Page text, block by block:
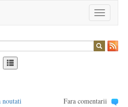
Toggle
navigation
noutati Fara comentarii